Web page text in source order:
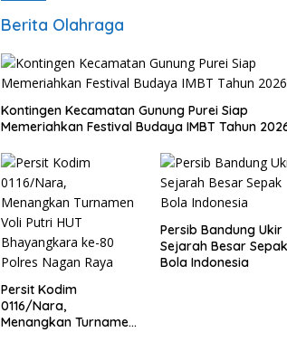
Berita Olahraga
Kontingen Kecamatan Gunung Purei Siap
Memeriahkan Festival Budaya IMBT Tahun
Persit Kodim
0116/Nara,
Menangkan Turnamen
Persib Bandung Ukir
Sejarah Besar Sepak
Bola Indonesia